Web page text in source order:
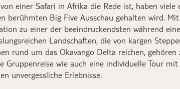
einer Safari in Afrika die Rede ist, haben viele
berühmten Big Five Ausschau gehalten wird.
zu einer der beeindruckendsten während
Landschaften, die von kargen
rund um das Okavango Delta reichen,
Gruppenreise wie auch eine individuelle Tour
unvergessliche Erlebnisse.